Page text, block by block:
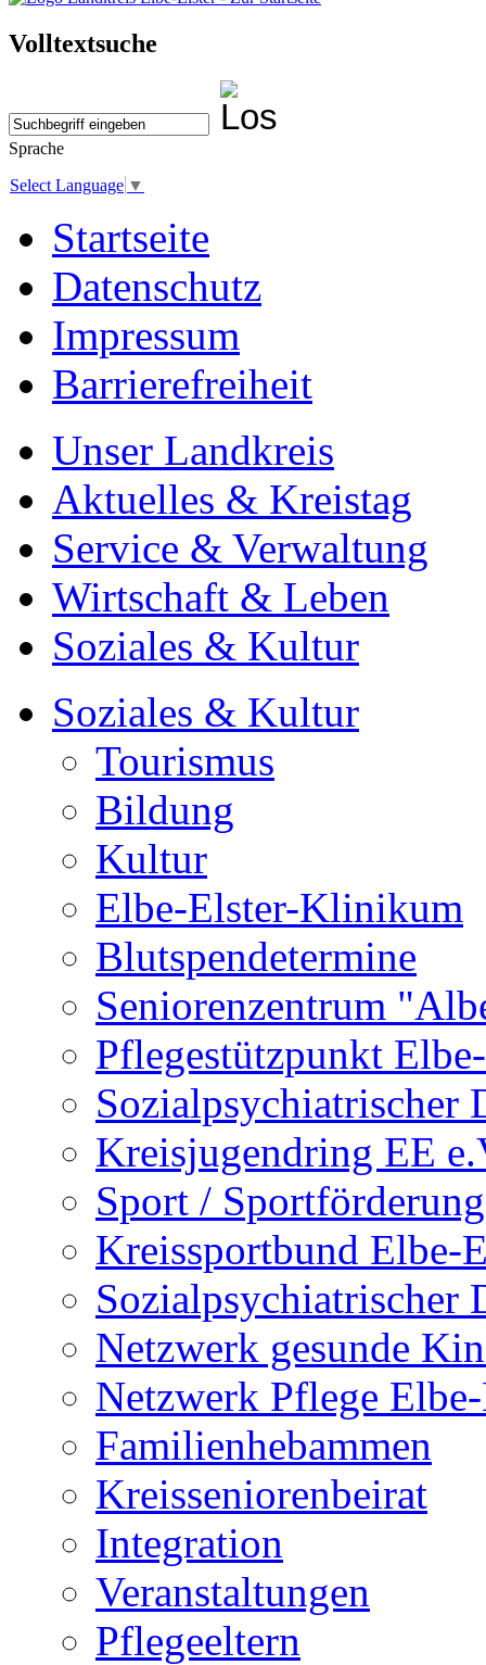
Volltextsuche
Sprache
Select Language ▼
Startseite
Datenschutz
Impressum
Barrierefreiheit
Unser Landkreis
Aktuelles & Kreistag
Service & Verwaltung
Wirtschaft & Leben
Soziales & Kultur
Soziales & Kultur
Tourismus
Bildung
Kultur
Elbe-Elster-Klinikum
Blutspendetermine
Seniorenzentrum
Pflegestützpunkt
Sozialpsychiatrischer
Kreisjugendring EE
Sport / Sportförderung
Kreissportbund Elbe-
Sozialpsychiatrischer
Netzwerk gesunde
Netzwerk Pflege
Familienhebammen
Kreisseniorenbeirat
Integration
Veranstaltungen
Pflegeeltern